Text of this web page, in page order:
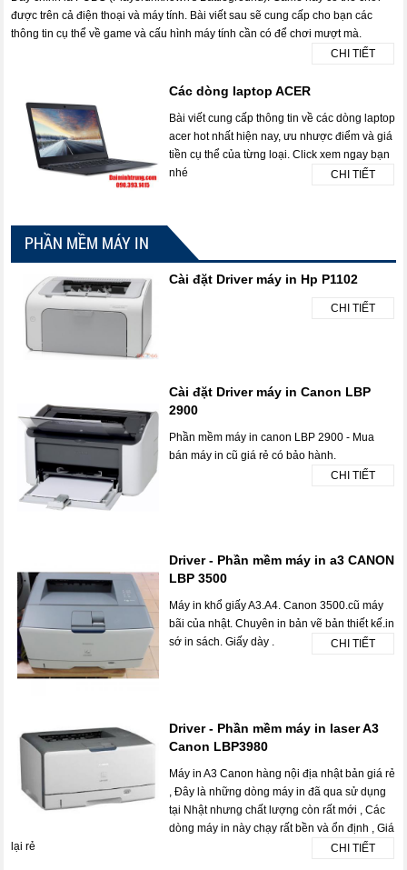
được trên cả điện thoại và máy tính. Bài viết sau sẽ cung cấp cho bạn các
thông tin cụ thể về game và cấu hình máy tính cần có để chơi mượt mà.
CHI TIẾT
Các dòng laptop ACER
Bài viết cung cấp thông tin về các dòng laptop
acer hot nhất hiện nay, ưu nhược điểm và giá
tiền cụ thể của từng loại. Click xem ngay bạn
nhé
CHI TIẾT
PHẦN MỀM MÁY IN
Cài đặt Driver máy in Hp P1102
CHI TIẾT
Cài đặt Driver máy in Canon LBP
2900
Phần mềm máy in canon LBP 2900 - Mua
bán máy in cũ giá rẻ có bảo hành.
CHI TIẾT
Driver - Phần mềm máy in a3 CANON
LBP 3500
Máy in khổ giấy A3.A4. Canon 3500.cũ máy
bãi của nhật. Chuyên in bản vẽ bản thiết kế.in
sớ in sách. Giấy dày .
CHI TIẾT
Driver - Phần mềm máy in laser A3
Canon LBP3980
Máy in A3 Canon hàng nội địa nhật bản giá rẻ
, Đây là những dòng máy in đã qua sử dụng
tại Nhật nhưng chất lượng còn rất mới , Các
dòng máy in này chạy rất bền và ổn định , Giá
lại rẻ
CHI TIẾT